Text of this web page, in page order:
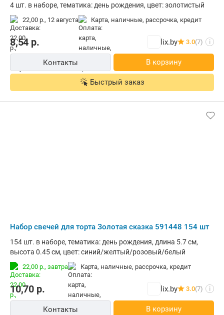
4 шт. в наборе, тематика: день рождения, цвет: золотистый
22,00 р., 12 августа карта, наличные, рассрочка, кредит
8,54 р. lix.by 3.0(7) i
Контакты В корзину
Быстрый заказ
Набор свечей для торта Золотая сказка 591448 154 шт
154 шт. в наборе, тематика: день рождения, длина 5.7 см,
высота 0.45 см, цвет: синий/желтый/розовый/белый
22,00 р., завтра карта, наличные, рассрочка, кредит
10,70 р. lix.by 3.0(7) i
Контакты В корзину